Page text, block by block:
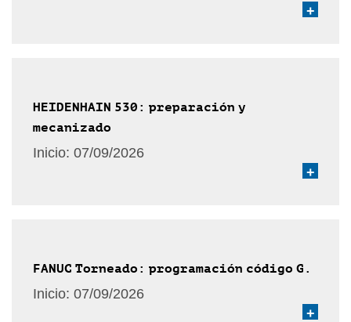
+
HEIDENHAIN 530: preparación y
mecanizado
Inicio: 07/09/2026
+
FANUC Torneado: programación código G.
Inicio: 07/09/2026
+